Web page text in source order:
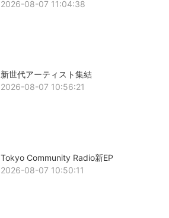
2026-08-07 11:04:38
新世代アーティスト集結
2026-08-07 10:56:21
Tokyo Community Radio新EP
2026-08-07 10:50:11